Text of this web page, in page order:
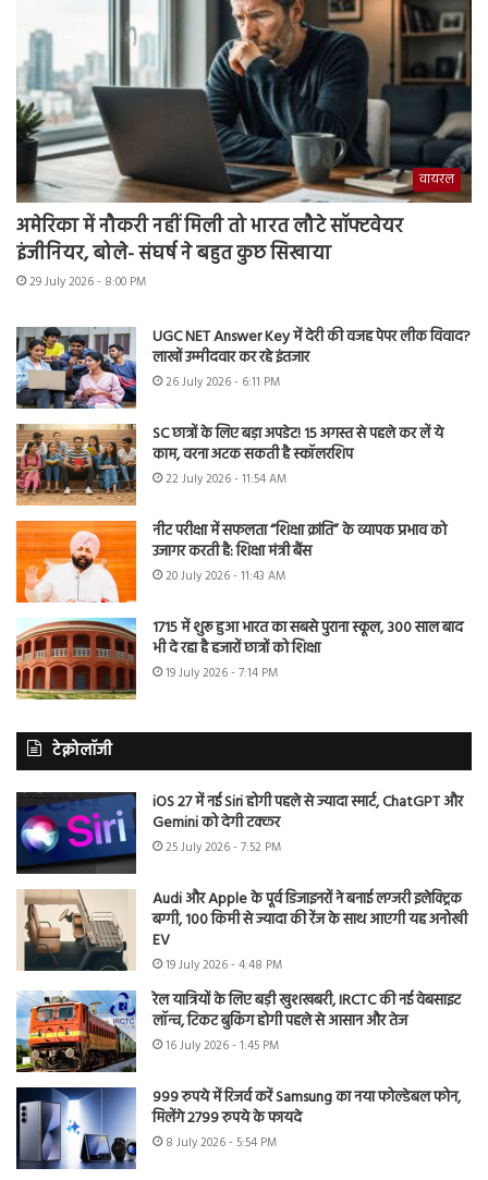
वायरल
अमेरिका में नौकरी नहीं मिली तो भारत लौटे सॉफ्टवेयर
इंजीनियर, बोले- संघर्ष ने बहुत कुछ सिखाया
29 July 2026 - 8:00 PM
UGC NET Answer Key में देरी की वजह पेपर लीक विवाद?
लाखों उम्मीदवार कर रहे इंतजार
26 July 2026 - 6:11 PM
SC छात्रों के लिए बड़ा अपडेट! 15 अगस्त से पहले कर लें ये
काम, वरना अटक सकती है स्कॉलरशिप
22 July 2026 - 11:54 AM
नीट परीक्षा में सफलता “शिक्षा क्रांति” के व्यापक प्रभाव को
उजागर करती है: शिक्षा मंत्री बैंस
20 July 2026 - 11:43 AM
1715 में शुरू हुआ भारत का सबसे पुराना स्कूल, 300 साल बाद
भी दे रहा है हजारों छात्रों को शिक्षा
19 July 2026 - 7:14 PM
टेक्नोलॉजी
iOS 27 में नई Siri होगी पहले से ज्यादा स्मार्ट, ChatGPT और
Gemini को देगी टक्कर
25 July 2026 - 7:52 PM
Audi और Apple के पूर्व डिजाइनरों ने बनाई लग्जरी इलेक्ट्रिक
बग्गी, 100 किमी से ज्यादा की रेंज के साथ आएगी यह अनोखी
EV
19 July 2026 - 4:48 PM
रेल यात्रियों के लिए बड़ी खुशखबरी, IRCTC की नई वेबसाइट
लॉन्च, टिकट बुकिंग होगी पहले से आसान और तेज
16 July 2026 - 1:45 PM
999 रुपये में रिजर्व करें Samsung का नया फोल्डेबल फोन,
मिलेंगे 2799 रुपये के फायदे
8 July 2026 - 5:54 PM